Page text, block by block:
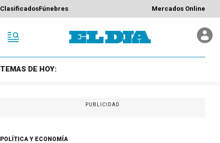
ClasificadosFúnebres Mercados Online
TEMAS DE HOY:
PUBLICIDAD
POLÍTICA Y ECONOMÍA